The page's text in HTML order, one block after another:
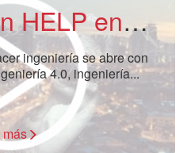
Adéntrate en HELP engineering, la INGENIERÍA 4.0 ya ha llegado
ingeniería se abre con
4.0, ingeniería...
más